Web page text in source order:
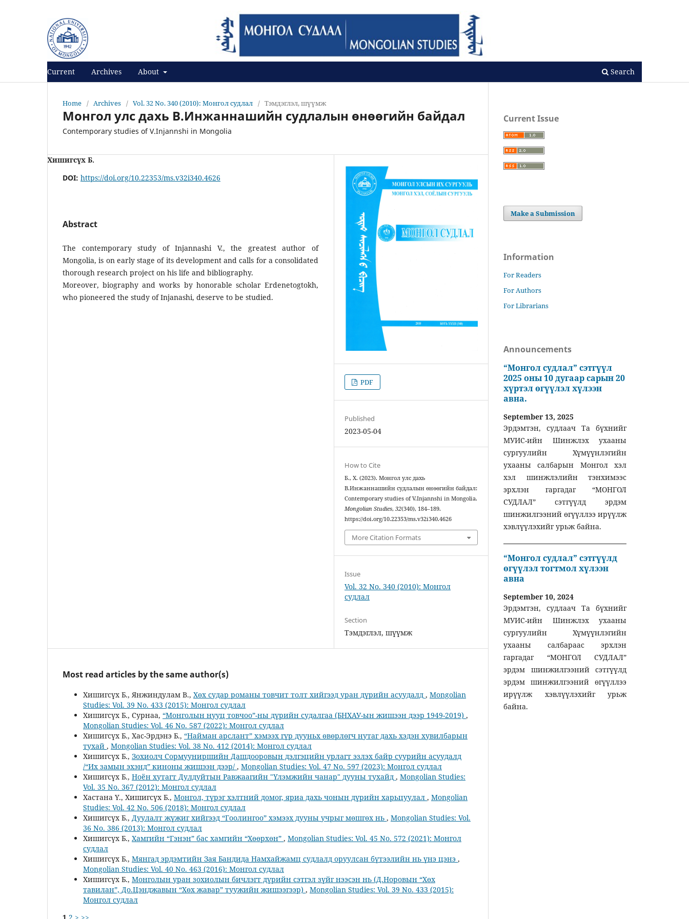
Current Archives About Search
Home / Archives / Vol. 32 No. 340 (2010): Монгол судлал / Тэмдэглэл, шүүмж
Монгол улс дахь В.Инжаннашийн судлалын өнөөгийн байдал
Contemporary studies of V.Injannshi in Mongolia
Хишигсүх Б.
DOI: https://doi.org/10.22353/ms.v32i340.4626
Abstract
The contemporary study of Injannashi V., the greatest author of
Mongolia, is on early stage of its development and calls for a consolidated
thorough research project on his life and bibliography.
Moreover, biography and works by honorable scholar Erdenetogtokh,
who pioneered the study of Injanashi, deserve to be studied.
PDF
Published
2023-05-04
How to Cite
Б., Х. (2023). Монгол улс дахь
В.Инжаннашийн судлалын өнөөгийн байдал:
Contemporary studies of V.Injannshi in Mongolia.
Mongolian Studies,32(340), 184–189.
https://doi.org/10.22353/ms.v32i340.4626
More Citation Formats
Issue
Vol. 32 No. 340 (2010): Монгол
судлал
Section
Тэмдэглэл, шүүмж
Most read articles by the same author(s)
Хишигсүх Б., Янжиндулам В., Хөх судар романы товчит толт хийгээд уран дүрийн асуудалд , Mongolian
Studies: Vol. 39 No. 433 (2015): Монгол судлал
Хишигсүх Б., Сурнаа, “Монголын нууц товчоо”-ны дүрийн судалгаа (БНХАУ-ын жишээн дээр 1949-2019) ,
Mongolian Studies: Vol. 46 No. 587 (2022): Монгол судлал
Хишигсүх Б., Хас-Эрдэнэ Б., “Найман арслант” хэмээх гүр дууньх өвөрлөгч нутаг дахь хэдэн хувилбарын
тухай , Mongolian Studies: Vol. 38 No. 412 (2014): Монгол судлал
Хишигсүх Б., Зохиолч Сормууниршийн Дашдооровын дэлгэцийн урлагт эзлэх байр суурийн асуудалд
/“Их замын эхэнд” киноны жишээн дээр/ , Mongolian Studies: Vol. 47 No. 597 (2023): Монгол судлал
Хишигсүх Б., Ноён хутагт Дулдуйтын Равжаагийн "Үлэмжийн чанар" дууны тухайд , Mongolian Studies:
Vol. 35 No. 367 (2012): Монгол судлал
Хастана Ү., Хишигсүх Б., Монгол, түрэг хэлтний домог, яриа дахь чонын дүрийн харьцуулал , Mongolian
Studies: Vol. 42 No. 506 (2018): Монгол судлал
Хишигсүх Б., Дуулалт жүжиг хийгээд “Гоолингоо” хэмээх дууны учрыг мөшгөх нь , Mongolian Studies: Vol.
36 No. 386 (2013): Монгол судлал
Хишигсүх Б., Хамгийн “Гэнэн” бас хамгийн “Хөөрхөн” , Mongolian Studies: Vol. 45 No. 572 (2021): Монгол
судлал
Хишигсүх Б., Мянгад эрдэмтийн Зая Бандида Намхайжамц судлалд оруулсан бүтээлийн нь үнэ цэнэ ,
Mongolian Studies: Vol. 40 No. 463 (2016): Монгол судлал
Хишигсүх Б., Монголын уран зохиолын бичлэгт дүрийн сэтгэл зүйг нээсэн нь (Д.Норовын “Хөх
тавилан”, До.Цэнджавын “Хөх жавар” туужийн жишээгээр) , Mongolian Studies: Vol. 39 No. 433 (2015):
Монгол судлал
1 2 > >>
Current Issue
Make a Submission
Information
For Readers
For Authors
For Librarians
Announcements
“Монгол судлал” сэтгүүл
2025 оны 10 дугаар сарын 20
хүртэл өгүүлэл хүлээн
авна.
September 13, 2025
Эрдэмтэн, судлаач Та бүхнийг
МУИС-ийн Шинжлэх ухааны
сургуулийн Хүмүүнлэгийн
ухааны салбарын Монгол хэл
хэл шинжлэлийн тэнхимээс
эрхлэн гаргадаг “МОНГОЛ
СУДЛАЛ” сэтгүүлд эрдэм
шинжилгээний өгүүллээ ирүүлж
хэвлүүлэхийг урьж байна.
“Монгол судлал” сэтгүүлд
өгүүлэл тогтмол хүлээн
авна
September 10, 2024
Эрдэмтэн, судлаач Та бүхнийг
МУИС-ийн Шинжлэх ухааны
сургуулийн Хүмүүнлэгийн
ухааны салбараас эрхлэн
гаргадаг “МОНГОЛ СУДЛАЛ”
эрдэм шинжилгээний сэтгүүлд
эрдэм шинжилгээний өгүүллээ
ирүүлж хэвлүүлэхийг урьж
байна.